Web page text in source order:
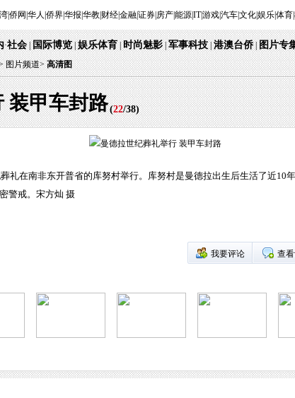
|侨网 华人 侨界|华报 华教| 财经|金融|证券| 房产|能源|IT|游戏|汽车|文化|娱乐|体育|
·社会|国际博览|娱乐体育|时尚魅影|军事科技|港澳台侨|图片专
图片频道> 高清图
装甲车封路(22/38)
礼在南非东开普省的库努村举行。库努村是曼德拉出生后生活了近10
警戒。宋方灿 摄
我要评论 查